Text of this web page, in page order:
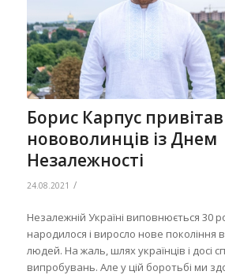
Борис Карпус привітав
нововолинців із Днем
Незалежності
24.08.2021 /
Незалежній Україні виповнюється 30
народилося і виросло нове покоління
людей. На жаль, шлях українців і досі
випробувань. Але у цій боротьбі ми